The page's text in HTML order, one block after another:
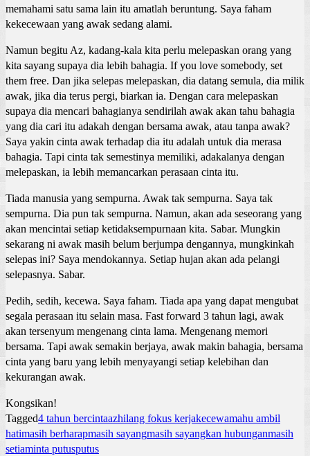
memahami satu sama lain itu amatlah beruntung. Saya faham
kekecewaan yang awak sedang alami.
Namun begitu Az, kadang-kala kita perlu melepaskan orang yang
kita sayang supaya dia lebih bahagia. If you love somebody, set
them free. Dan jika selepas melepaskan, dia datang semula, dia milik
awak, jika dia terus pergi, biarkan ia. Dengan cara melepaskan
supaya dia mencari bahagianya sendirilah awak akan tahu bahagia
yang dia cari itu adakah dengan bersama awak, atau tanpa awak?
Saya yakin cinta awak terhadap dia itu adalah untuk dia merasa
bahagia. Tapi cinta tak semestinya memiliki, adakalanya dengan
melepaskan, ia lebih memancarkan perasaan cinta itu.
Tiada manusia yang sempurna. Awak tak sempurna. Saya tak
sempurna. Dia pun tak sempurna. Namun, akan ada seseorang yang
akan mencintai setiap ketidaksempurnaan kita. Sabar. Mungkin
sekarang ni awak masih belum berjumpa dengannya, mungkinkah
selepas ini? Saya mendokannya. Setiap hujan akan ada pelangi
selepasnya. Sabar.
Pedih, sedih, kecewa. Saya faham. Tiada apa yang dapat mengubat
segala perasaan itu selain masa. Fast forward 3 tahun lagi, awak
akan tersenyum mengenang cinta lama. Mengenang memori
bersama. Tapi awak semakin berjaya, awak makin bahagia, bersama
cinta yang baru yang lebih menyayangi setiap kelebihan dan
kekurangan awak.
Kongsikan!
Tagged4 tahun bercintaazhilang fokus kerjakecewamahu ambil
hatimasih berharapmasih sayangmasih sayangkan hubunganmasih
setiaminta putusputus